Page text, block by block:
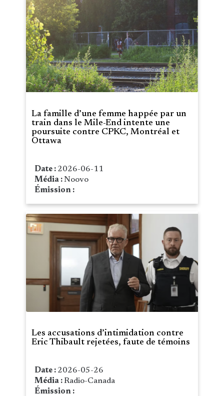
La famille d’une femme happée par un
train dans le Mile-End intente une
poursuite contre CPKC, Montréal et
Ottawa
Date : 2026-06-11
Média :Noovo
Émission :
Les accusations d’intimidation contre
Eric Thibault rejetées, faute de témoins
Date : 2026-05-26
Média :Radio-Canada
Émission :